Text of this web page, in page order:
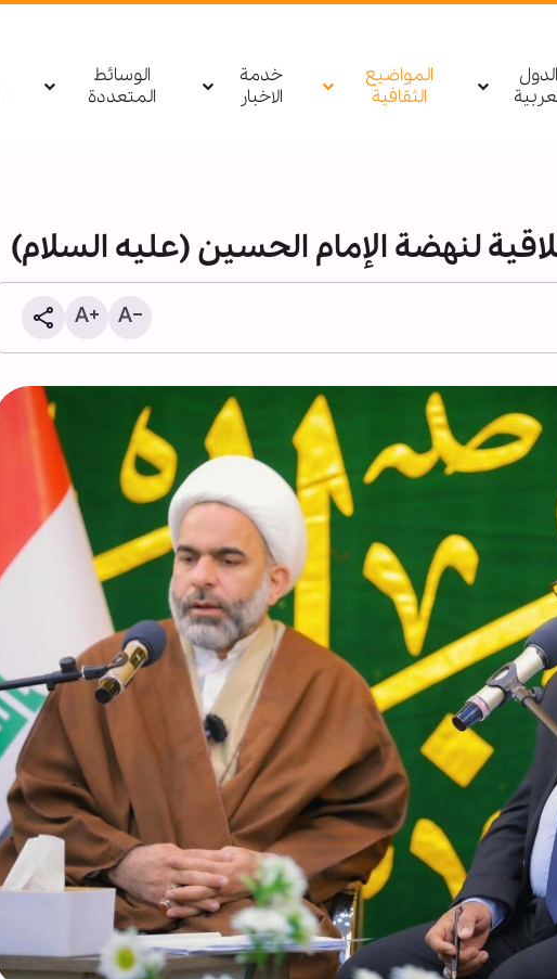
الدول
المواضيع
الثقافية
خدمة
الاخبار
الوسائط
المتعددة
لنهضة الإمام الحسين (عليه السلام)
أمين عام العتبة الحسينية: زيارة
الأربعين تجسد القيم الإنسانية التي
أرساها الإمام الحسين (ع)